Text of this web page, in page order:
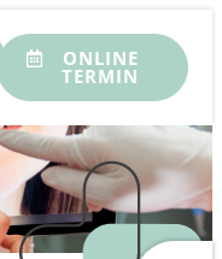
ONLINE
TERMIN